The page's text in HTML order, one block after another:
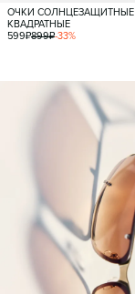
ОЧКИ СОЛНЦЕЗАЩИТНЫЕ
КВАДРАТНЫЕ
599₽899₽-33%